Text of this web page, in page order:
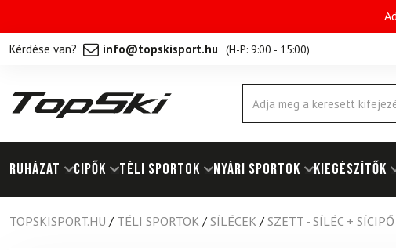
Kérdése van? info@topskisport.hu (H-P: 9:00 - 15:00)
Products
search
RUHÁZAT Cipők TÉLI SPORTOK NYÁRI SPORTOK KIEGÉSZÍTŐK
TOPSKISPORT.HU / TÉLI SPORTOK / SÍLÉCEK / SZETT - SÍLÉC + SÍCIPŐ